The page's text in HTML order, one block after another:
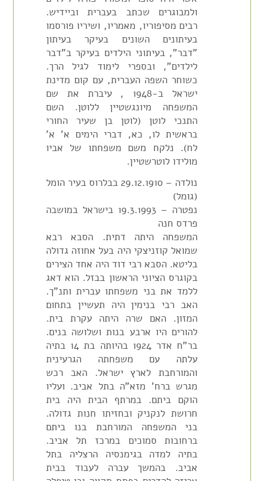
ולמבוגרים שכתב בעברית וביידיש.
רבים מסיפוריו, מאמריו, ושיריו פורסמו
בעיתונים השונים בעיקר בעיתון
"דבר", בעיתוני הילדים בעיקר ב"דבר
לילדים", ובספרי לימוד לגיל הרך.
כשוחר השפה העברית, עם קום מדינת
ישראל ב-1948 , עיברת את שם
המשפחה מיונגשטיין ללוטן. השם
התנכי לוטן (לוטן בן שעיר החורי
בראשית לו, כא, דברי הימים א' א'
לח). נלקח משם משפחתו של אביו
מולידו לוטרשטיין.
נולדה – 29.12.1910 בבלרוס בעיר הומל
(גומל)
נפטרה – 19.3.1993 בישראל במושבה
פרדס חנה
המשפחה היתה דתית. הסבא רבא
שמואל קוזניצקי היה בעל אחוזה גדולה
בליטא. הסבא רבי דוד היה אחד הצירים
בקוגרס הציוני הראשון בבזל. הוא דאג
ללמד את בני משפחתו עברית ותנ"ך.
האב רבי בנימין היה תעשיין בתחום
המזון. האם שרה היתה עקרת בית.
להורים היו ארבע בנות ושלושה בנים.
בר"ח אדר 1924 בהיותה בת 14 בתיה
עלתה עם משפחתה הגרעינית
והמורחבת לארץ ישראל. האב רכש
מגרש ברח' מזא"ה בתל אביב. ועליו
הוקם ביתם. במרתף הבית היה בית
חרושת לנקניק ובחזיתו חנות גדולה.
בני המשפחה המורחבת בנו ביתם
ברחובות סמוכים במרכז תל אביב.
בתיה למדה בגימנסיה הרצליה בתל
אביב. בהמשך עברה לעבוד בבית